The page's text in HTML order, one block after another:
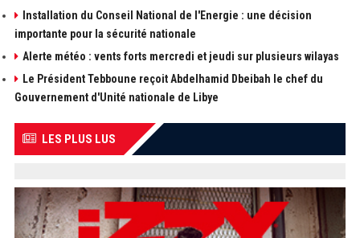
Installation du Conseil National de l'Energie : une décision
importante pour la sécurité nationale
Alerte météo : vents forts mercredi et jeudi sur plusieurs wilayas
Le Président Tebboune reçoit Abdelhamid Dbeibah le chef du
Gouvernement d'Unité nationale de Libye
LES PLUS LUS